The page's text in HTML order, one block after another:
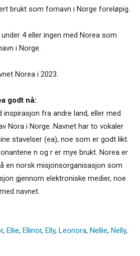
brukt som fornavn i Norge foreløpig.
4 eller ingen med Norea som
i Norge.
Norea i 2023.
godt nå:
inspirasjon fra andre land, eller med
Nora i Norge. Navnet har to vokaler
stavelser (ea), noe som er godt likt.
n og r er mye brukt. Norea er
en norsk misjonsorganisasjon som
gjennom elektroniske medier, noe
navnet.
, Ellie, Ellinor, Elly, Leonora, Nellie, Nelly,